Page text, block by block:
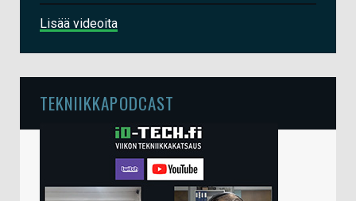
Lisää videoita
TEKNIIKKAPODCAST